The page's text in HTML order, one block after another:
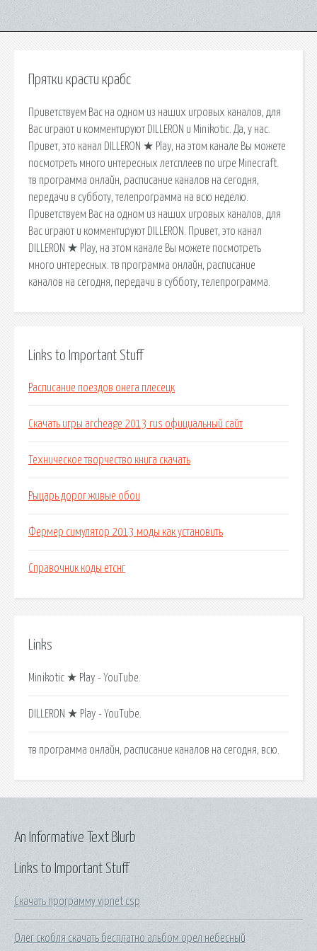
Прятки красти крабс
Приветствуем Вас на одном из наших игровых каналов, для
Вас играют и комментируют DILLERON и Minikotic. Да, у нас.
Привет, это канал DILLERON ★ Play, на этом канале Вы можете
посмотреть много интересных летсплеев по игре Minecraft.
тв программа онлайн, расписание каналов на сегодня,
передачи в субботу, телепрограмма на всю неделю.
Приветствуем Вас на одном из наших игровых каналов, для
Вас играют и комментируют DILLERON. Привет, это канал
DILLERON ★ Play, на этом канале Вы можете посмотреть
много интересных. тв программа онлайн, расписание
каналов на сегодня, передачи в субботу, телепрограмма.
Links to Important Stuff
Расписание поездов онега плесецк
Скачать игры archeage 2013 rus официальный сайт
Техническое творчество книга скачать
Рыцарь дорог живые обои
Фермер симулятор 2013 моды как установить
Справочник коды етснг
Links
Minikotic ★ Play - YouTube.
DILLERON ★ Play - YouTube.
тв программа онлайн, расписание каналов на сегодня, всю.
Links to Important Stuff
Скачать программу vipnet csp
Олег скобля скачать бесплатно альбом орел небесный
An Informative Text Blurb